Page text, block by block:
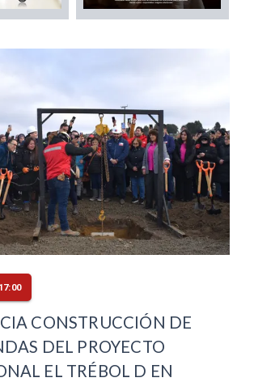
CONSTRUCCIÓN DE
DEL PROYECTO
EL TRÉBOL D EN